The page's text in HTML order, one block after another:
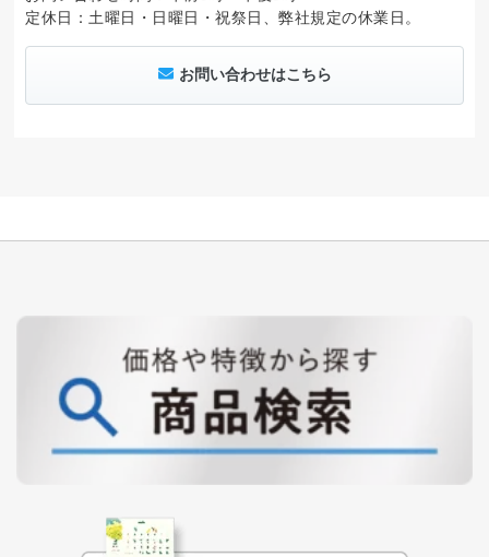
定休日：土曜日・日曜日・祝祭日、弊社規定の休業日。
お問い合わせはこちら